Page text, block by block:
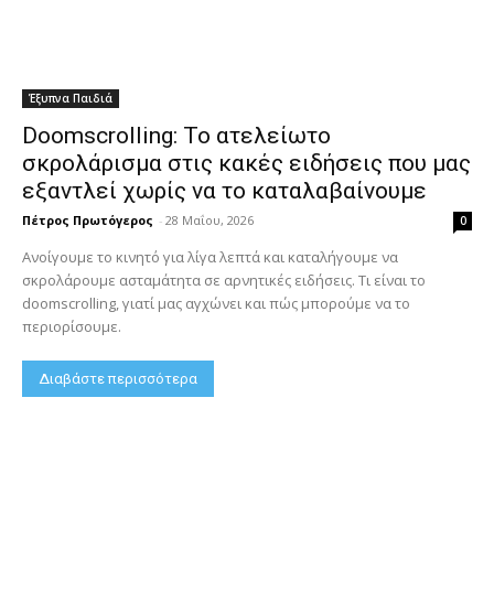
Έξυπνα Παιδιά
Doomscrolling: Το ατελείωτο
σκρολάρισμα στις κακές ειδήσεις που μας
εξαντλεί χωρίς να το καταλαβαίνουμε
Πέτρος Πρωτόγερος - 28 Μαΐου, 2026 0
Ανοίγουμε το κινητό για λίγα λεπτά και καταλήγουμε να
σκρολάρουμε ασταμάτητα σε αρνητικές ειδήσεις. Τι είναι το
doomscrolling, γιατί μας αγχώνει και πώς μπορούμε να το
περιορίσουμε.
Διαβάστε περισσότερα